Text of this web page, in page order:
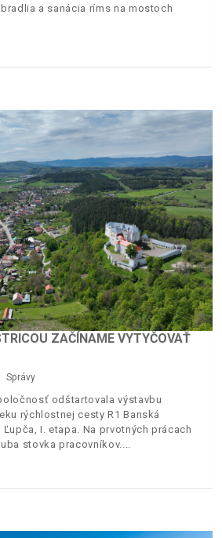
a sanácia ríms na mostoch
ZAČÍNAME VYTYČOVAŤ
Správy
odštartovala výstavbu
rýchlostnej cesty R1 Banská
I. etapa. Na prvotných prácach
stovka pracovníkov.